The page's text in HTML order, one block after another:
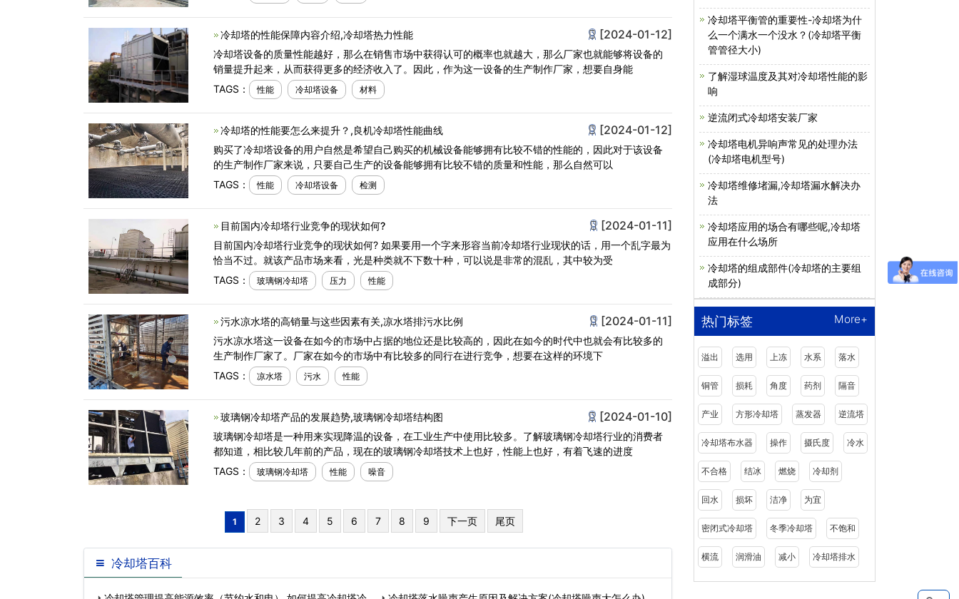
冷却塔的性能保障内容介绍,冷却塔热力性能 [2024-01-12]
冷却塔设备的质量性能越好，那么在销售市场中获得认可的概率也就越大，那么厂家也就能够将设备的
销量提升起来，从而获得更多的经济收入了。因此，作为这一设备的生产制作厂家，想要自身能
TAGS：
性能 冷却塔设备 材料
冷却塔的性能要怎么来提升？,良机冷却塔性能曲线 [2024-01-12]
购买了冷却塔设备的用户自然是希望自己购买的机械设备能够拥有比较不错的性能的，因此对于该设备
的生产制作厂家来说，只要自己生产的设备能够拥有比较不错的质量和性能，那么自然可以
TAGS：
性能 冷却塔设备 检测
目前国内冷却塔行业竞争的现状如何? [2024-01-11]
目前国内冷却塔行业竞争的现状如何? 如果要用一个字来形容当前冷却塔行业现状的话，用一个乱字最为
恰当不过。就该产品市场来看，光是种类就不下数十种，可以说是非常的混乱，其中较为受
TAGS：
玻璃钢冷却塔 压力 性能
污水凉水塔的高销量与这些因素有关,凉水塔排污水比例 [2024-01-11]
污水凉水塔这一设备在如今的市场中占据的地位还是比较高的，因此在如今的时代中也就会有比较多的
生产制作厂家了。厂家在如今的市场中有比较多的同行在进行竞争，想要在这样的环境下
TAGS：
凉水塔 污水 性能
玻璃钢冷却塔产品的发展趋势,玻璃钢冷却塔结构图 [2024-01-10]
玻璃钢冷却塔是一种用来实现降温的设备，在工业生产中使用比较多。了解玻璃钢冷却塔行业的消费者
都知道，相比较几年前的产品，现在的玻璃钢冷却塔技术上也好，性能上也好，有着飞速的进度
TAGS：
玻璃钢冷却塔 性能 噪音
1 2 3 4 5 6 7 8 9 下一页 尾页
冷却塔百科
冷却塔平衡管的重要性-冷却塔为什
么一个满水一个没水？(冷却塔平衡
管管径大小)
了解湿球温度及其对冷却塔性能的影
响
逆流闭式冷却塔安装厂家
冷却塔电机异响声常见的处理办法
(冷却塔电机型号)
冷却塔维修堵漏,冷却塔漏水解决办
法
冷却塔应用的场合有哪些呢,冷却塔
应用在什么场所
冷却塔的组成部件(冷却塔的主要组
成部分)
热门标签 More+
溢出 选用 上冻 水系 落水
铜管 损耗 角度 药剂 隔音
产业 方形冷却塔 蒸发器 逆流塔
冷却塔布水器 操作 摄氏度 冷水
不合格 结冰 燃烧 冷却剂
回水 损坏 洁净 为宜
密闭式冷却塔 冬季冷却塔 不饱和
横流 润滑油 减小 冷却塔排水